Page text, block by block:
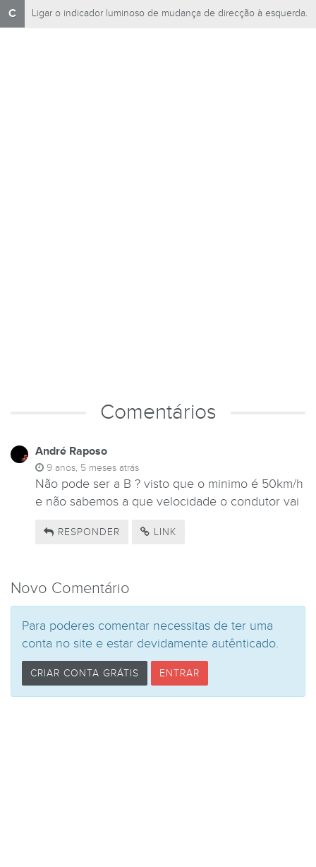
C Ligar o indicador luminoso de mudança de direcção à esquerda.
Comentários
André Raposo
9 anos, 5 meses atrás
Não pode ser a B ? visto que o minimo é 50km/h
e não sabemos a que velocidade o condutor vai
RESPONDER LINK
Novo Comentário
Para poderes comentar necessitas de ter uma
conta no site e estar devidamente autênticado.
CRIAR CONTA GRÁTIS ENTRAR